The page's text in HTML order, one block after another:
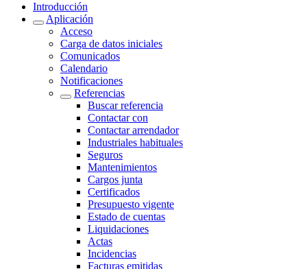
Introducción
Aplicación
Acceso
Carga de datos iniciales
Comunicados
Calendario
Notificaciones
Referencias
Buscar referencia
Contactar con
Contactar arrendador
Industriales habituales
Seguros
Mantenimientos
Cargos junta
Certificados
Presupuesto vigente
Estado de cuentas
Liquidaciones
Actas
Incidencias
Facturas emitidas